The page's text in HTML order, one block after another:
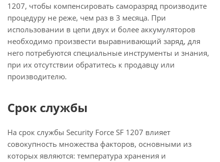
1207, чтобы компенсировать саморазряд производите
процедуру не реже, чем раз в 3 месяца. При
использовании в цепи двух и более аккумуляторов
необходимо произвести выравнивающий заряд, для
него потребуются специальные инструменты и знания,
при их отсутствии обратитесь к продавцу или
производителю.
Срок службы
На срок службы Security Force SF 1207 влияет
совокупность множества факторов, основными из
которых являются: температура хранения и